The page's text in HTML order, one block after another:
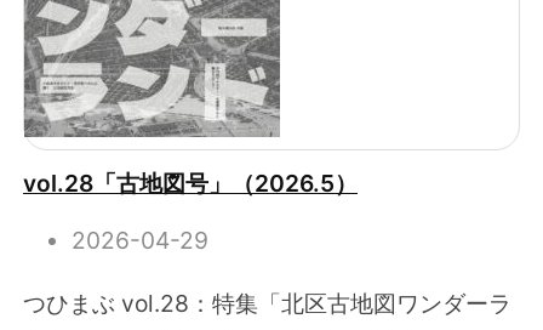
vol.28「古地図号」（2026.5）
2026-04-29
つひまぶ vol.28：特集「北区古地図ワンダーラ